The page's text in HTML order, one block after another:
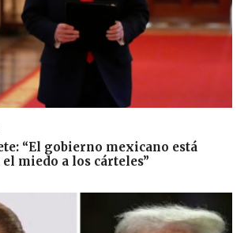
“El gobierno mexicano está
miedo a los cárteles”